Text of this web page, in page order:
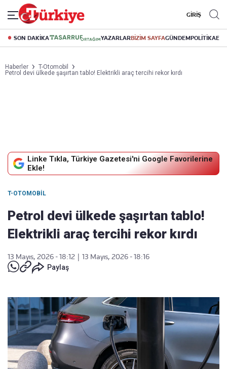
GİRİŞ
SON DAKİKA YAZARLARBİZİM SAYFAGÜNDEMPOLİTİKA
Haberler
T-Otomobil
Petrol devi ülkede şaşırtan tablo! Elektrikli araç tercihi rekor kırdı
Linke Tıkla, Türkiye Gazetesi'ni Google Favorilerine
Ekle!
T-OTOMOBIL
Petrol devi ülkede şaşırtan tablo!
Elektrikli araç tercihi rekor kırdı
13 Mayıs, 2026 - 18:12
13 Mayıs, 2026 - 18:16
Paylaş